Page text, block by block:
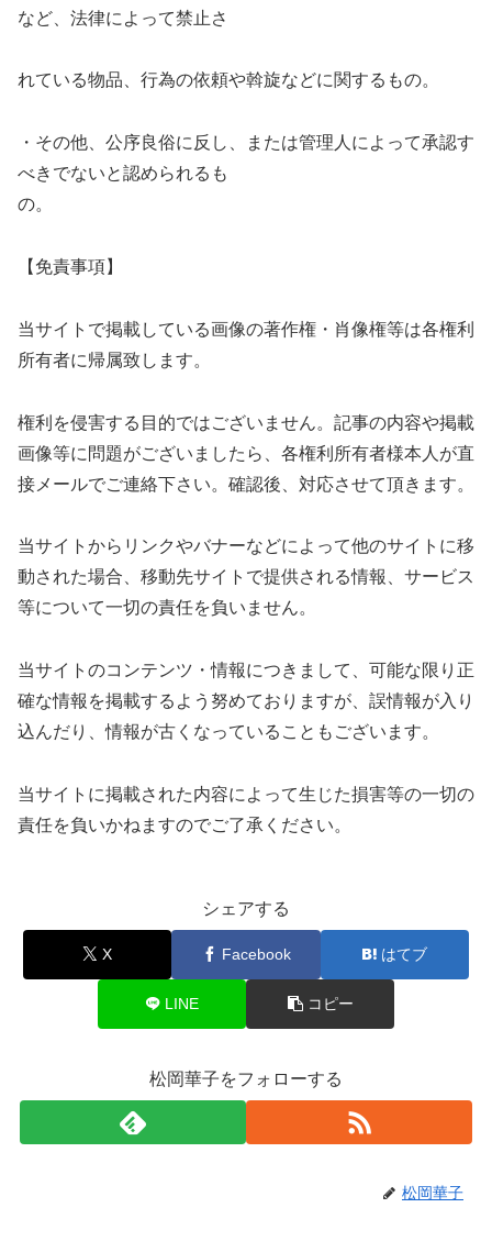
など、法律によって禁止さ
れている物品、行為の依頼や斡旋などに関するもの。
・その他、公序良俗に反し、または管理人によって承認す
べきでないと認められるも
の。
【免責事項】
当サイトで掲載している画像の著作権・肖像権等は各権利
所有者に帰属致します。
権利を侵害する目的ではございません。記事の内容や掲載
画像等に問題がございましたら、各権利所有者様本人が直
接メールでご連絡下さい。確認後、対応させて頂きます。
当サイトからリンクやバナーなどによって他のサイトに移
動された場合、移動先サイトで提供される情報、サービス
等について一切の責任を負いません。
当サイトのコンテンツ・情報につきまして、可能な限り正
確な情報を掲載するよう努めておりますが、誤情報が入り
込んだり、情報が古くなっていることもございます。
当サイトに掲載された内容によって生じた損害等の一切の
責任を負いかねますのでご了承ください。
シェアする
X Facebook はてブ
LINE コピー
松岡華子をフォローする
松岡華子